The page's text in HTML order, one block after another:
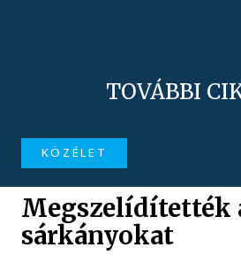
TOVÁBBI
KÖZÉLET
Megszelídítették
sárkányokat